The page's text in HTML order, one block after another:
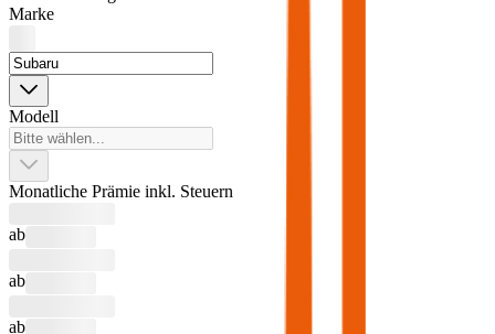
Marke
Modell
Monatliche Prämie inkl. Steuern
ab
ab
ab